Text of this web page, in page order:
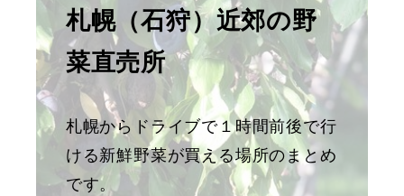
札幌（石狩）近郊の野
菜直売所
札幌からドライブで１時間前後で行
ける新鮮野菜が買える場所のまとめ
です。